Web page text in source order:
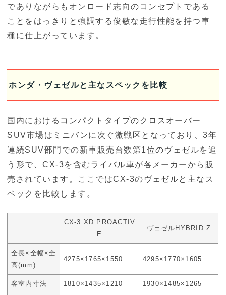
でありながらもオンロード志向のコンセプトである
ことをはっきりと強調する俊敏な走行性能を持つ車
種に仕上がっています。
ホンダ・ヴェゼルと主なスペックを比較
国内におけるコンパクトタイプのクロスオーバー
SUV市場はミニバンに次ぐ激戦区となっており、3年
連続SUV部門での新車販売台数第1位のヴェゼルを追
う形で、CX-3を含むライバル車が各メーカーから販
売されています。ここではCX-3のヴェゼルと主なス
ペックを比較します。
CX-3 XD PROACTIV
E
ヴェゼルHYBRID Z
全長×全幅×全
高(mm)
4275×1765×1550 4295×1770×1605
客室内寸法 1810×1435×1210 1930×1485×1265